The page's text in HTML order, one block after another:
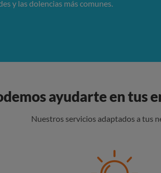
y las dolencias más comunes.
ayudarte en tus
Nuestros servicios adaptados a tus